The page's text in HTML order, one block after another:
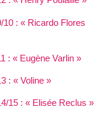
10 : « Ricardo Flores
: « Eugène Varlin »
: « Voline »
15 : « Elisée Reclus »